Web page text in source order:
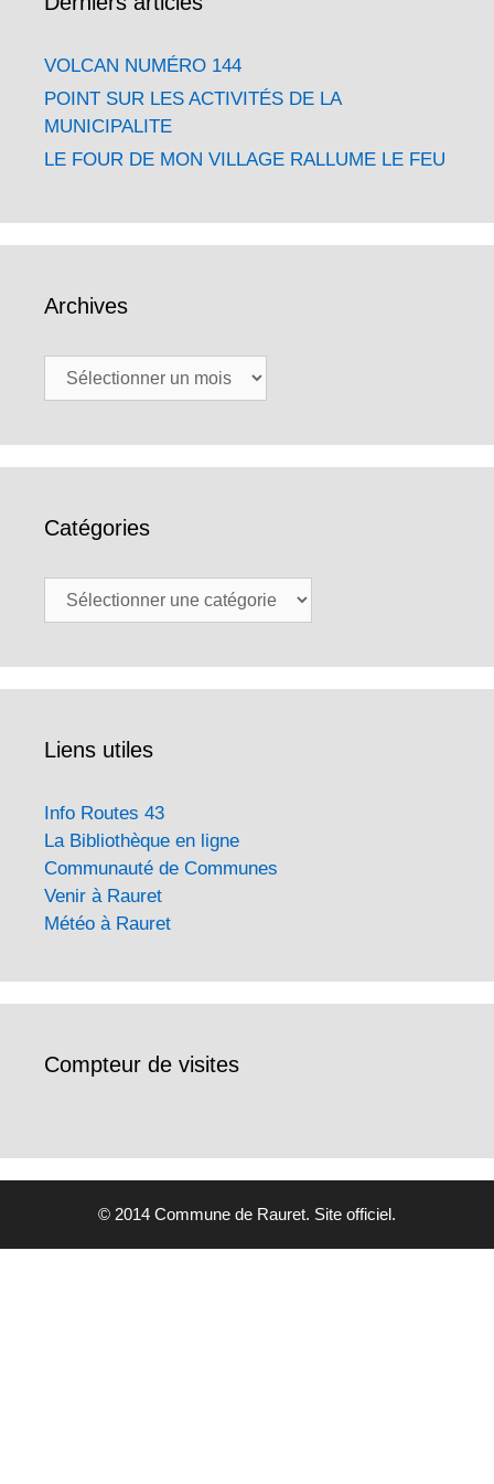
VOLCAN NUMÉRO 144
POINT SUR LES ACTIVITÉS DE LA
MUNICIPALITE
LE FOUR DE MON VILLAGE RALLUME LE FEU
Archives
Archives
Catégories
Catégories
Liens utiles
Info Routes 43
La Bibliothèque en ligne
Communauté de Communes
Venir à Rauret
Météo à Rauret
Compteur de visites
© 2014 Commune de Rauret. Site officiel.